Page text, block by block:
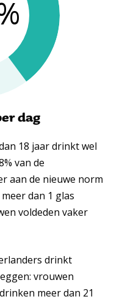
dag
18 jaar drinkt wel
van de
aan de nieuwe norm
dan 1 glas
voldeden vaker
drinkt
vrouwen
meer dan 21